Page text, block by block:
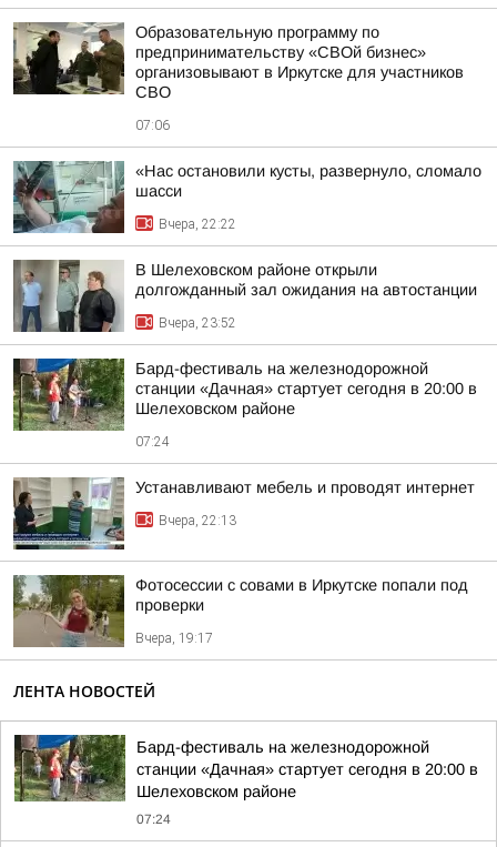
Образовательную программу по
предпринимательству «СВОй бизнес»
организовывают в Иркутске для участников
СВО
07:06
«Нас остановили кусты, развернуло, сломало
шасси
Вчера, 22:22
В Шелеховском районе открыли
долгожданный зал ожидания на автостанции
Вчера, 23:52
Бард-фестиваль на железнодорожной
станции «Дачная» стартует сегодня в 20:00 в
Шелеховском районе
07:24
Устанавливают мебель и проводят интернет
Вчера, 22:13
Фотосессии с совами в Иркутске попали под
проверки
Вчера, 19:17
ЛЕНТА НОВОСТЕЙ
Бард-фестиваль на железнодорожной
станции «Дачная» стартует сегодня в 20:00 в
Шелеховском районе
07:24